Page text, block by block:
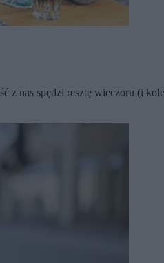
z nas spędzi resztę wieczoru (i